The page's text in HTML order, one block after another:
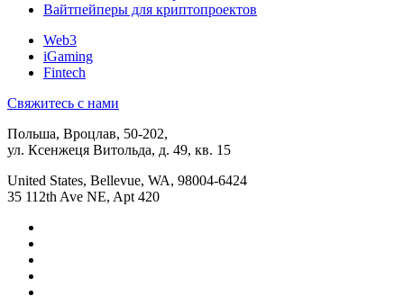
Вайтпейперы для криптопроектов
Web3
iGaming
Fintech
Свяжитесь с нами
Польша, Вроцлав, 50-202,
ул. Ксенжеця Витольда, д. 49, кв. 15
United States, Bellevue, WA, 98004-6424
35 112th Ave NE, Apt 420